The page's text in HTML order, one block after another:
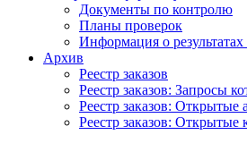
Документы по контролю
Планы проверок
Информация о
Архив
Реестр заказов
Реестр заказов: Запросы
Реестр заказов: Открытые
Реестр заказов: Открытые